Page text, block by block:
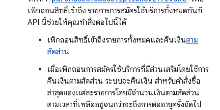
เพิกถอนสิทธิ์เข้าถึง รายการการสมัครใช้บริการทั้งหมดทันที
API นี้ช่วยให้คุณทำสิ่งต่อไปนี้ได้
เพิกถอนสิทธิ์เข้าถึงรายการทั้งหมดและคืนเงินตาม
สัดส่วน
เมื่อเพิกถอนการสมัครใช้บริการที่มีส่วนเสริมโดยใช้การ
คืนเงินตามสัดส่วน ระบบจะคืนเงิน สำหรับคำสั่งซื้อ
ล่าสุดของแต่ละรายการโดยมีจำนวนเงินตามสัดส่วน
ตามเวลาที่เหลืออยู่จนกว่าจะถึงการต่ออายุครั้งถัดไป